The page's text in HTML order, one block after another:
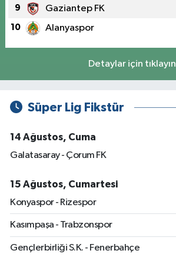
9 Gaziantep FK
10 Alanyaspor
Detaylar için tıklayın
Süper Lig Fikstür
14 Ağustos, Cuma
Galatasaray - Çorum FK
15 Ağustos, Cumartesi
Konyaspor - Rizespor
Kasımpaşa - Trabzonspor
Gençlerbirliği S.K. - Fenerbahçe